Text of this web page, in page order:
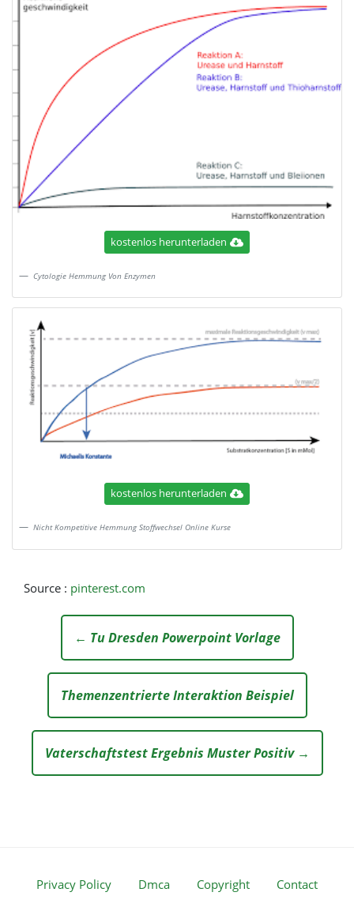
kostenlos herunterladen
Cytologie Hemmung Von Enzymen
kostenlos herunterladen
Nicht Kompetitive Hemmung Stoffwechsel Online Kurse
Source : pinterest.com
← Tu Dresden Powerpoint Vorlage
Themenzentrierte Interaktion Beispiel
Vaterschaftstest Ergebnis Muster Positiv →
Privacy Policy Dmca Copyright Contact